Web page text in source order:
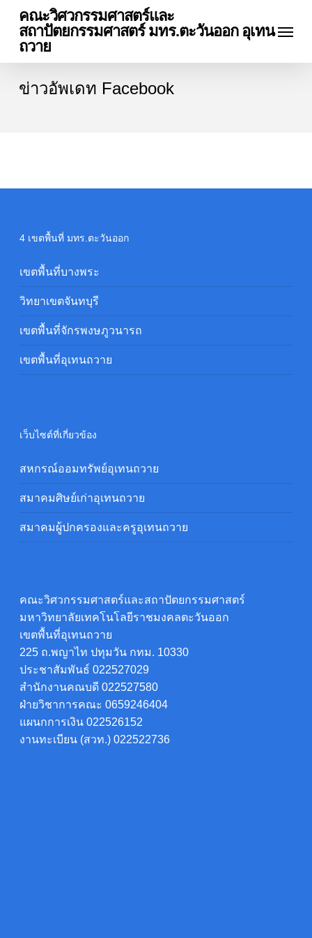
main
content
คณะวิศวกรรมศาสตร์และ
สถาปัตยกรรมศาสตร์ มทร.ตะวันออก อุเทน
ถวาย
Menu
ข่าวอัพเดท Facebook
4 เขตพื้นที่ มทร.ตะวันออก
เขตพื้นที่บางพระ
วิทยาเขตจันทบุรี
เขตพื้นที่จักรพงษภูวนารถ
เขตพื้นที่อุเทนถวาย
เว็บไซต์ที่เกี่ยวข้อง
สหกรณ์ออมทรัพย์อุเทนถวาย
สมาคมศิษย์เก่าอุเทนถวาย
สมาคมผู้ปกครองและครูอุเทนถวาย
คณะวิศวกรรมศาสตร์และสถาปัตยกรรมศาสตร์
มหาวิทยาลัยเทคโนโลยีราชมงคลตะวันออก
เขตพื้นที่อุเทนถวาย
225 ถ.พญาไท ปทุมวัน กทม. 10330
ประชาสัมพันธ์ 022527029
สำนักงานคณบดี 022527580
ฝ่ายวิชาการคณะ 0659246404
แผนกการเงิน 022526152
งานทะเบียน (สวท.) 022522736